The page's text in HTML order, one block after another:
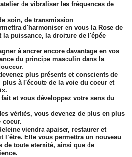
de vibraliser les fréquences de
soin, de transmission
d'harmoniser en vous la Rose de
la puissance, la droiture de l'épée
à ancrer encore davantage en vos
du principe masculin dans la
plus présents et conscients de
à l'écoute de la voie du coeur et
et vous développez votre sens du
vérités, vous devenez de plus en plus
coeur.
viendra apaiser, restaurer et
Elle vous permettra un nouveau
de toute eternité, ainsi que de